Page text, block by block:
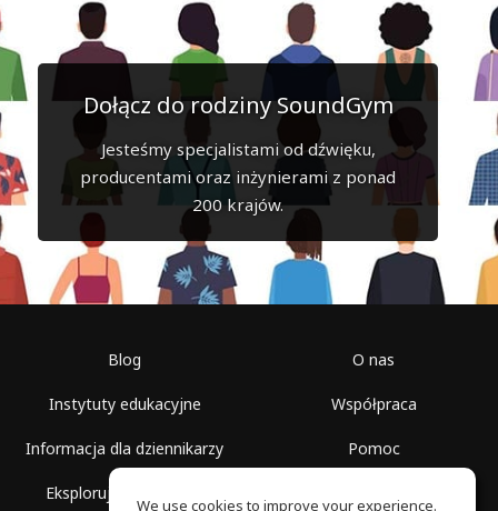
Dołącz do rodziny SoundGym
Jesteśmy specjalistami od dźwięku,
producentami oraz inżynierami z ponad
200 krajów.
Blog
Instytuty edukacyjne
Informacja dla dziennikarzy
Eksploruj przestrzenie
O nas
Współpraca
Pomoc
We use cookies to improve your experience.